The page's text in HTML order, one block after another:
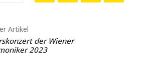
Artikel
der Wiener
2023